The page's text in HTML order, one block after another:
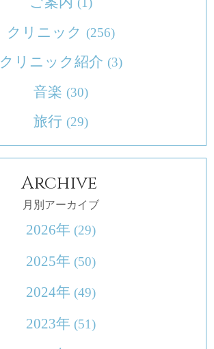
クリニック (256)
クリニック紹介 (3)
音楽 (30)
旅行 (29)
Archive
月別アーカイブ
2026年 (29)
2025年 (50)
2024年 (49)
2023年 (51)